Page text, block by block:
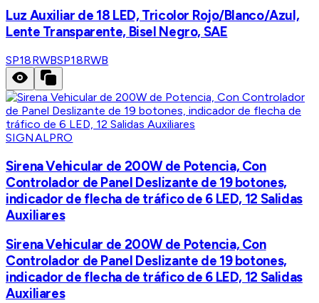
Luz Auxiliar de 18 LED, Tricolor Rojo/Blanco/Azul,
Lente Transparente, Bisel Negro, SAE
SP18RWBSP18RWB
SIGNALPRO
Sirena Vehicular de 200W de Potencia, Con
Controlador de Panel Deslizante de 19 botones,
indicador de flecha de tráfico de 6 LED, 12 Salidas
Auxiliares
Sirena Vehicular de 200W de Potencia, Con
Controlador de Panel Deslizante de 19 botones,
indicador de flecha de tráfico de 6 LED, 12 Salidas
Auxiliares